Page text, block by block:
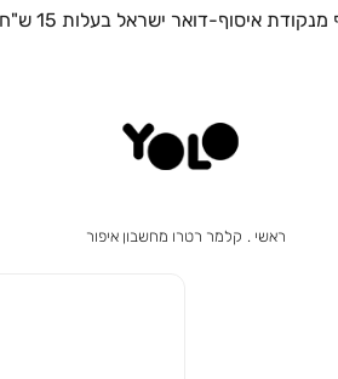
איסוף עצמי מהחנות הקרובה אליכם בחינם!
ראשי ראשי
קלמר רטרו מחשבון איפור